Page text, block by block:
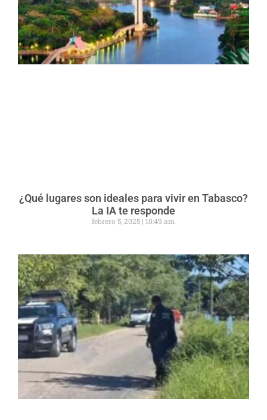
¿Qué lugares son ideales para vivir en Tabasco?
La IA te responde
febrero 5, 2025 10:49 am